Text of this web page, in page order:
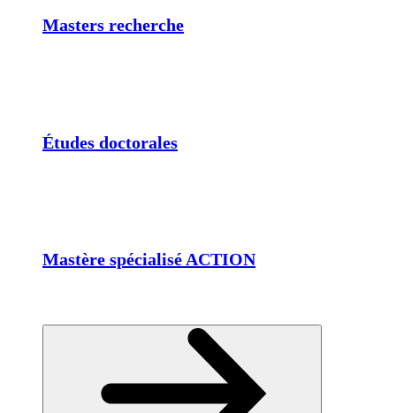
Masters recherche
Études doctorales
Mastère spécialisé ACTION